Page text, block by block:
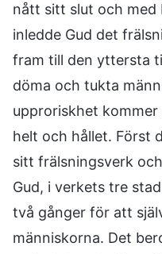
nått sitt slut och med
inledde Gud det
fram till den yttersta
döma och tukta
upproriskhet
helt och hållet. Först
sitt frälsningsverk
Gud, i verkets tre
två gånger för att
människorna. Det